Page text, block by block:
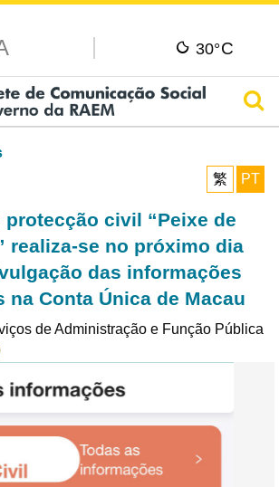
30°C
繁
PT
protecção civil “Peixe de
realiza-se no próximo dia
das informações
na Conta Única de Macau
de Administração e Função Pública